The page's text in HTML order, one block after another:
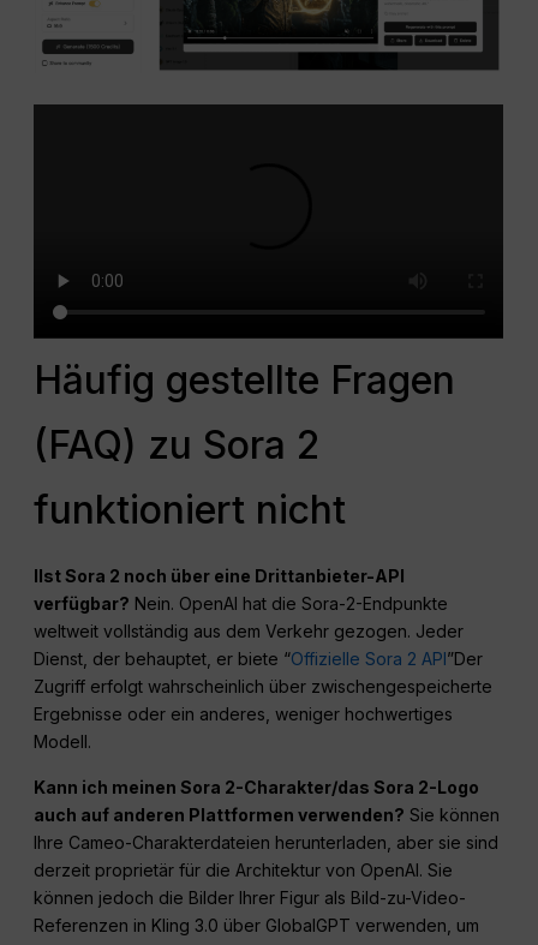
Häufig gestellte Fragen
(FAQ) zu Sora 2
funktioniert nicht
IIst Sora 2 noch über eine Drittanbieter-API
verfügbar?Nein. OpenAI hat die Sora-2-Endpunkte
weltweit vollständig aus dem Verkehr gezogen. Jeder
Dienst, der behauptet, er biete “Offizielle Sora 2 API”Der
Zugriff erfolgt wahrscheinlich über zwischengespeicherte
Ergebnisse oder ein anderes, weniger hochwertiges
Kann ich meinen Sora 2-Charakter/das Sora 2-Logo
auch auf anderen Plattformen verwenden?Sie können
Ihre Cameo-Charakterdateien herunterladen, aber sie sind
derzeit proprietär für die Architektur von OpenAI. Sie
können jedoch die Bilder Ihrer Figur als Bild-zu-Video-